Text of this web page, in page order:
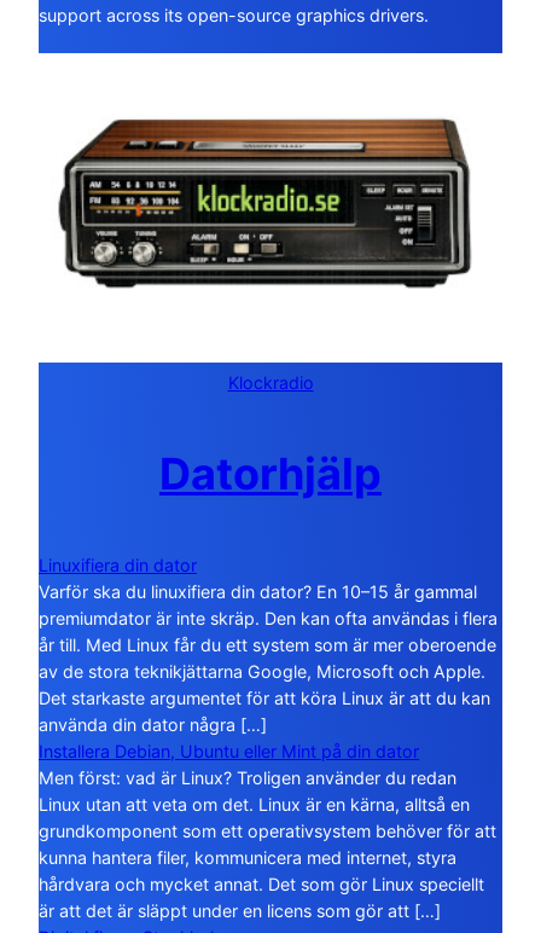
support across its open-source graphics drivers.
Klockradio
Datorhjälp
Linuxifiera din dator
Varför ska du linuxifiera din dator? En 10–15 år gammal
premiumdator är inte skräp. Den kan ofta användas i flera
år till. Med Linux får du ett system som är mer oberoende
av de stora teknikjättarna Google, Microsoft och Apple.
Det starkaste argumentet för att köra Linux är att du kan
använda din dator några […]
Installera Debian, Ubuntu eller Mint på din dator
Men först: vad är Linux? Troligen använder du redan
Linux utan att veta om det. Linux är en kärna, alltså en
grundkomponent som ett operativsystem behöver för att
kunna hantera filer, kommunicera med internet, styra
hårdvara och mycket annat. Det som gör Linux speciellt
är att det är släppt under en licens som gör att […]